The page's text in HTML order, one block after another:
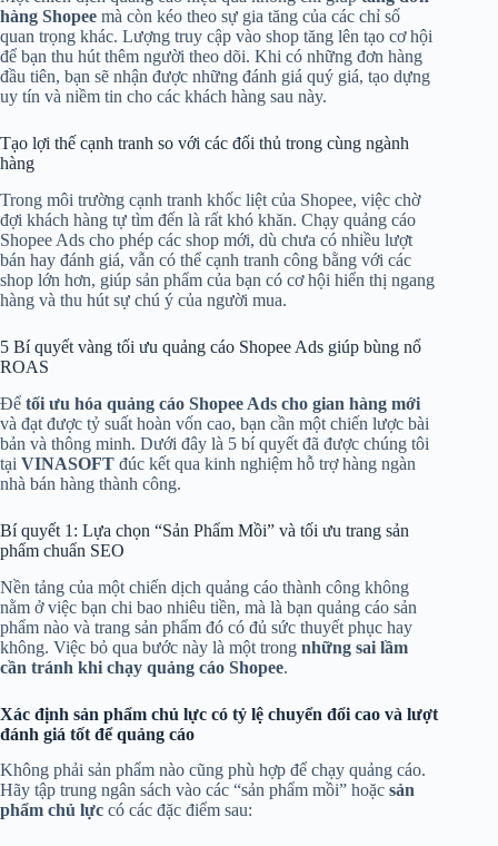
hàng Shopee mà còn kéo theo sự gia tăng của các chỉ số
quan trọng khác. Lượng truy cập vào shop tăng lên tạo cơ hội
để bạn thu hút thêm người theo dõi. Khi có những đơn hàng
đầu tiên, bạn sẽ nhận được những đánh giá quý giá, tạo dựng
uy tín và niềm tin cho các khách hàng sau này.
Tạo lợi thế cạnh tranh so với các đối thủ trong cùng ngành
hàng
Trong môi trường cạnh tranh khốc liệt của Shopee, việc chờ
đợi khách hàng tự tìm đến là rất khó khăn. Chạy quảng cáo
Shopee Ads cho phép các shop mới, dù chưa có nhiều lượt
bán hay đánh giá, vẫn có thể cạnh tranh công bằng với các
shop lớn hơn, giúp sản phẩm của bạn có cơ hội hiển thị ngang
hàng và thu hút sự chú ý của người mua.
5 Bí quyết vàng tối ưu quảng cáo Shopee Ads giúp bùng nổ
ROAS
Để tối ưu hóa quảng cáo Shopee Ads cho gian hàng mới
và đạt được tỷ suất hoàn vốn cao, bạn cần một chiến lược bài
bản và thông minh. Dưới đây là 5 bí quyết đã được chúng tôi
tại VINASOFT đúc kết qua kinh nghiệm hỗ trợ hàng ngàn
nhà bán hàng thành công.
Bí quyết 1: Lựa chọn “Sản Phẩm Mồi” và tối ưu trang sản
phẩm chuẩn SEO
Nền tảng của một chiến dịch quảng cáo thành công không
nằm ở việc bạn chi bao nhiêu tiền, mà là bạn quảng cáo sản
phẩm nào và trang sản phẩm đó có đủ sức thuyết phục hay
không. Việc bỏ qua bước này là một trong những sai lầm
cần tránh khi chạy quảng cáo Shopee.
Xác định sản phẩm chủ lực có tỷ lệ chuyển đổi cao và lượt
đánh giá tốt để quảng cáo
Không phải sản phẩm nào cũng phù hợp để chạy quảng cáo.
Hãy tập trung ngân sách vào các “sản phẩm mồi” hoặc sản
phẩm chủ lực có các đặc điểm sau: